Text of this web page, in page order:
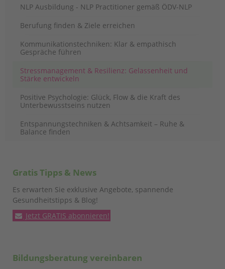
NLP Ausbildung - NLP Practitioner gemäß ÖDV-NLP
Berufung finden & Ziele erreichen
Kommunikationstechniken: Klar & empathisch
Gespräche führen
Stressmanagement & Resilienz: Gelassenheit und
Stärke entwickeln
Positive Psychologie: Glück, Flow & die Kraft des
Unterbewusstseins nutzen
Entspannungstechniken & Achtsamkeit – Ruhe &
Balance finden
Gratis Tipps & News
Es erwarten Sie exklusive Angebote, spannende
Gesundheitstipps & Blog!
Jetzt GRATIS abonnieren!
Bildungsberatung vereinbaren